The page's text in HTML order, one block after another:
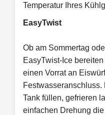
Temperatur Ihres
EasyTwist
Ob am Sommertag
EasyTwist-Ice
einen Vorrat an
Festwasseranschluss.
Tank füllen, gefrieren
einfachen Drehung